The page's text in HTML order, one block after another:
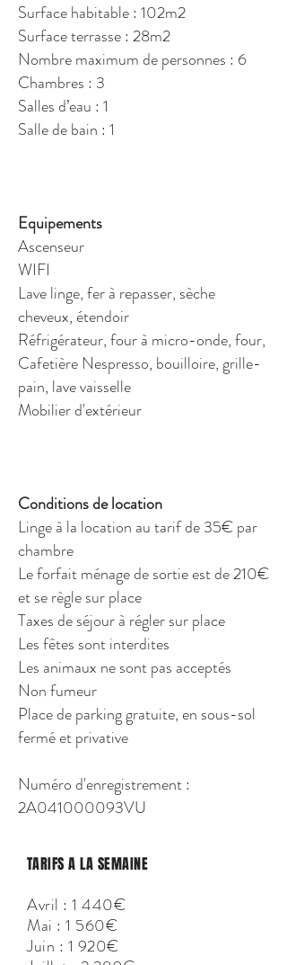
Surface habitable : 102m2
Surface terrasse : 28m2
Nombre maximum de personnes : 6
Chambres : 3
Salles d’eau : 1
Salle de bain : 1
Equipements
Ascenseur
WIFI
Lave linge, fer à repasser, sèche
cheveux, étendoir
Réfrigérateur, four à micro-onde, four,
Cafetière Nespresso, bouilloire, grille-
pain, lave vaisselle
Mobilier d'extérieur
Conditions de location
Linge à la location au tarif de 35€ par
chambre
Le forfait ménage de sortie est de 210€
et se règle sur place
Taxes de séjour à régler sur place
Les fêtes sont interdites
Les animaux ne sont pas acceptés
Non fumeur
Place de parking gratuite, en sous-sol
fermé et privative
Numéro d'enregistrement :
2A041000093VU
TARIFS A LA SEMAINE
Avril : 1 440€
Mai : 1 560€
Juin : 1 920€